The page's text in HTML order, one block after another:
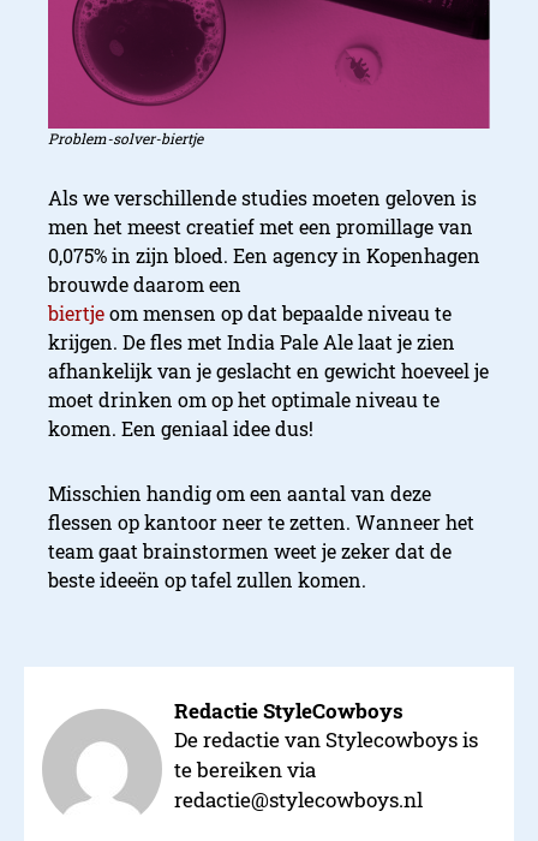
Problem-solver-biertje
Als we verschillende studies moeten geloven is
men het meest creatief met een promillage van
0,075% in zijn bloed. Een agency in Kopenhagen
brouwde daarom een
biertjeom mensen op dat bepaalde niveau te
krijgen. De fles met India Pale Ale laat je zien
afhankelijk van je geslacht en gewicht hoeveel je
moet drinken om op het optimale niveau te
komen. Een geniaal idee dus!
Misschien handig om een aantal van deze
flessen op kantoor neer te zetten. Wanneer het
team gaat brainstormen weet je zeker dat de
beste ideeën op tafel zullen komen.
Redactie StyleCowboys
De redactie van Stylecowboys is
te bereiken via
redactie@stylecowboys.nl